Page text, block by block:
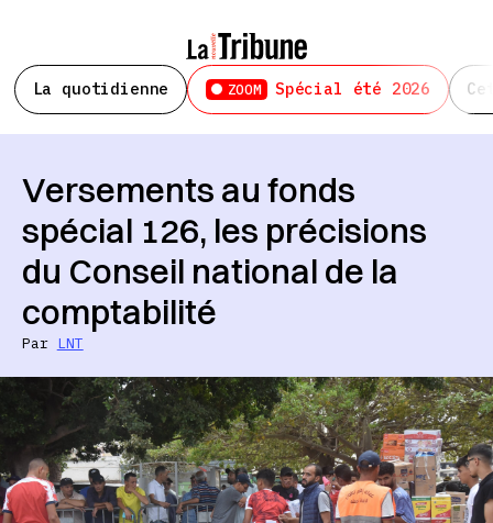
La quotidienne ZOOM Spécial été 2026
Versements au fonds
spécial 126, les précisions
du Conseil national de la
comptabilité
Par LNT